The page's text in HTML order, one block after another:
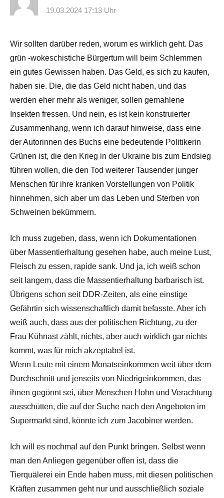
19.03.2024 17:13 Uhr
Wir sollten darüber reden, worum es wirklich geht. Das
grün -wokeschistiche Bürgertum will beim Schlemmen
ein gutes Gewissen haben. Das Geld, es sich zu kaufen,
haben sie. Die, die das Geld nicht haben, und das
werden eher mehr als weniger, sollen gemahlene
Insekten fressen. Und nein, es ist kein konstruierter
Zusammenhang, wenn ich darauf hinweise, dass eine
der Autorinnen des Buchs eine bedeutende Politikerin
Grünen ist, die den Krieg in der Ukraine bis zum Endsieg
führen wollen, die den Tod weiterer Tausender junger
Menschen für ihre kranken Vorstellungen von Politik
hinnehmen, sich aber um das Leben und Sterben von
Schweinen bekümmern.
Ich muss zugeben, dass, wenn ich Dokumentationen
über Massentierhaltung gesehen habe, auch meine Lust,
Fleisch zu essen, rapide sank. Und ja, ich weiß schon
seit langem, dass die Massentierhaltung barbarisch ist.
Übrigens schon seit DDR-Zeiten, als eine einstige
Gefährtin sich wissenschaftlich damit befasste. Aber ich
weiß auch, dass aus der politischen Richtung, zu der
Frau Kühnast zählt, nichts, aber auch wirklich gar nichts
kommt, was für mich akzeptabel ist.
Wenn Leute mit einem Monatseinkommen weit über dem
Durchschnitt und jenseits von Niedrigeinkommen, das
ihnen gegönnt sei, über Menschen Hohn und Verachtung
ausschütten, die auf der Suche nach den Angeboten im
Supermarkt sind, könnte ich zum Jacobiner werden.
Ich will es nochmal auf den Punkt bringen. Selbst wenn
man den Anliegen gegenüber offen ist, dass die
Tierquälerei ein Ende haben muss, mit diesen politischen
Kräften zusammen geht nur und ausschließlich soziale